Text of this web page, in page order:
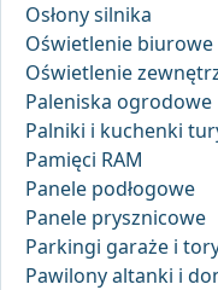
Osłony silnika
Oświetlenie biurowe
Oświetlenie
Paleniska ogrodowe
Palniki i kuchenki
Pamięci RAM
Panele podłogowe
Panele prysznicowe
Parkingi garaże i
Pawilony altanki i